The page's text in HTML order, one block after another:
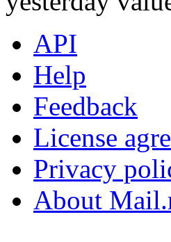
API
Help
Feedback
License
Privacy
About